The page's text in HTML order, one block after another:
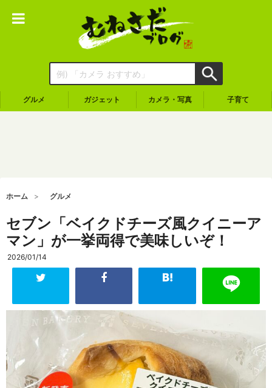
グルメ ガジェット カメラ・写真 子育て
ホーム グルメ
セブン「ベイクドチーズ風クイニーア
マン」が一挙両得で美味しいぞ！
2026/01/14